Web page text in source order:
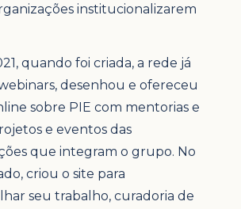
institucionalizarem
quando foi criada, a rede já
desenhou e ofereceu
sobre PIE com mentorias e
e eventos das
que integram o grupo. No
criou o site para
seu trabalho, curadoria de